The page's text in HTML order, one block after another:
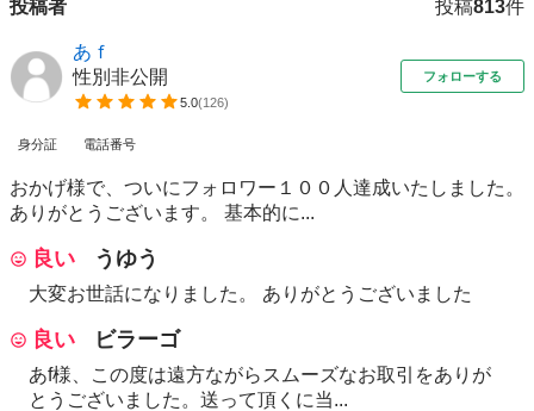
投稿者 投稿813件
あｆ
性別非公開
5.0(126)
フォローする
身分証 電話番号
おかげ様で、ついにフォロワー１００人達成いたしました。
ありがとうございます。 基本的に...
良い うゆう
大変お世話になりました。 ありがとうございました
良い ビラーゴ
あf様、この度は遠方ながらスムーズなお取引をありが
とうございました。送って頂くに当...